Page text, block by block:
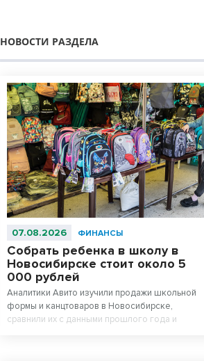
НОВОСТИ РАЗДЕЛА
07.08.2026 ФИНАНСЫ
Собрать ребенка в школу в
Новосибирске стоит около 5
000 рублей
Аналитики Авито изучили продажи школьной
формы и канцтоваров в Новосибирске,
сравнили их с данными прошлого года и